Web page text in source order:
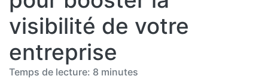
visibilité de votre
entreprise
Temps de lecture: 8 minutes